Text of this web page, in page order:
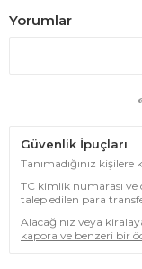
Yorumlar
Güvenlik İpuçları
Tanımadığınız
TC kimlik numarası ve
talep edilen para
Alacağınız veya
kapora ve benzeri bir